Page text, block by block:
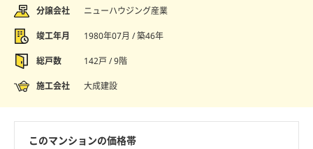
分譲会社 ニューハウジング産業
竣工年月 1980年07月 / 築46年
総戸数 142戸 / 9階
施工会社 大成建設
このマンションの価格帯